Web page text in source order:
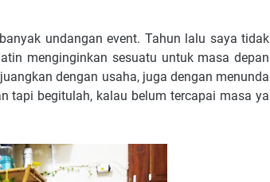
undangan event. Tahun lalu saya tidak
menginginkan sesuatu untuk masa depan
dengan usaha, juga dengan menunda
tapi begitulah, kalau belum tercapai masa ya